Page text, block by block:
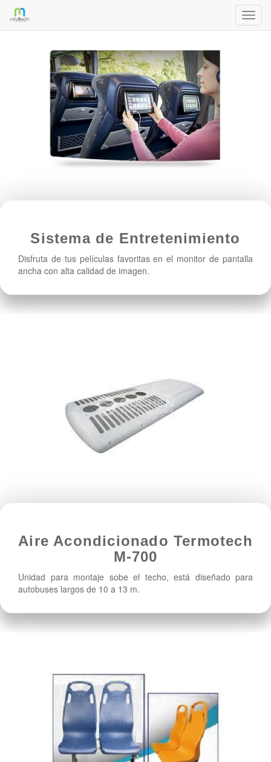
Sistema de Entretenimiento
Disfruta de tus películas favoritas en el monitor de pantalla
ancha con alta calidad de imagen.
Aire Acondicionado Termotech
M-700
Unidad para montaje sobe el techo, está diseñado para
autobuses largos de 10 a 13 m.